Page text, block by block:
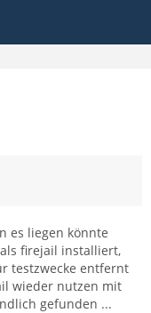
es liegen könnte
firejail installiert,
testzwecke entfernt
wieder nutzen mit
gefunden ...